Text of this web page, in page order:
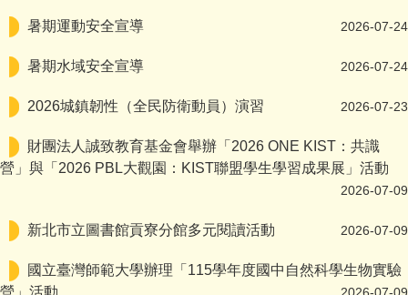
烊！
「品德教育由我做起，防疫期間：多一個微笑、多一份關
懷，響應聯合國『國際良心日』活動」
暑期運動安全宣導 2026-07-24
暑期水域安全宣導 2026-07-24
2026城鎮韌性（全民防衛動員）演習 2026-07-23
財團法人誠致教育基金會舉辦「2026 ONE KIST：共識
營」與「2026 PBL大觀園：KIST聯盟學生學習成果展」活動
2026-07-09
新北市立圖書館貢寮分館多元閱讀活動 2026-07-09
國立臺灣師範大學辦理「115學年度國中自然科學生物實驗
營」活動